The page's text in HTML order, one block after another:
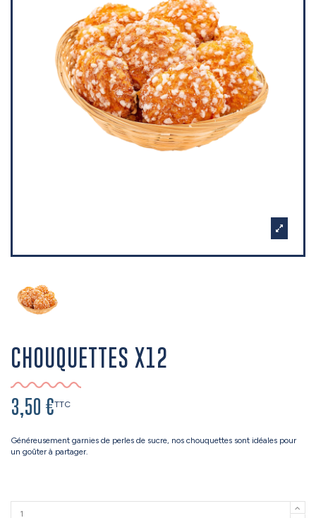
CHOUQUETTES X12
3,50 €TTC
Généreusement garnies de perles de sucre, nos chouquettes sont idéales pour
un goûter à partager.